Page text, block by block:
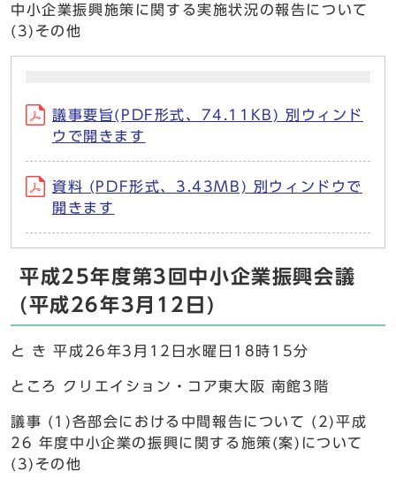
中小企業振興施策に関する実施状況の報告について
(3)その他
議事要旨(PDF形式、74.11KB) 別ウィンド
ウで開きます
資料 (PDF形式、3.43MB) 別ウィンドウで
開きます
平成25年度第3回中小企業振興会議
(平成26年3月12日)
と き 平成26年3月12日水曜日18時15分
ところ クリエイション・コア東大阪 南館3階
議事 (1)各部会における中間報告について (2)平成
26 年度中小企業の振興に関する施策(案)について
(3)その他